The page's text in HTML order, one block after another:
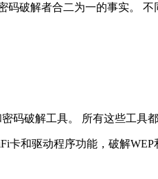
码破解者合二为一的事实。
码破解工具。 所有这些工具
和驱动程序功能，破解WEP